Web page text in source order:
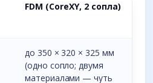
FDM (CoreXY, 2 сопла)
до 350 × 320 × 325 мм
(одно сопло; двумя
материалами — чуть